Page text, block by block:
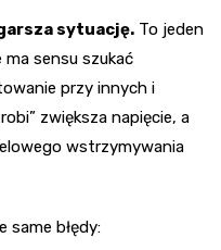
sytuację. To jeden
sensu szukać
przy innych i
zwiększa napięcie, a
wstrzymywania
same błędy: